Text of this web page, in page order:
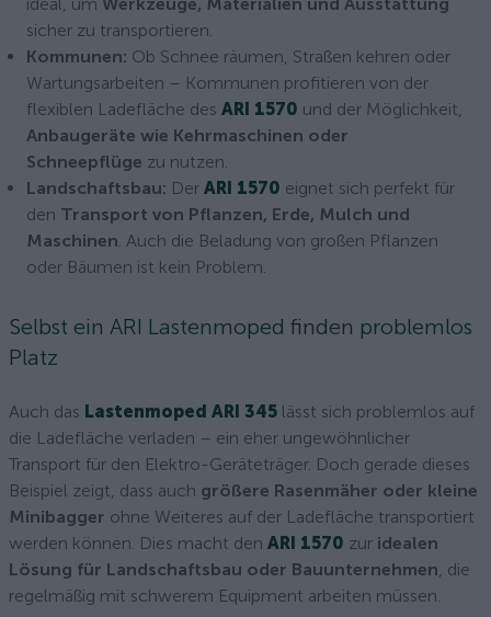
sicher zu transportieren.
Kommunen: Ob Schnee räumen, Straßen kehren oder
Wartungsarbeiten – Kommunen profitieren von der
flexiblen Ladefläche des ARI 1570 und der Möglichkeit,
Anbaugeräte wie Kehrmaschinen oder
Schneepflüge zu nutzen.
Landschaftsbau: Der ARI 1570 eignet sich perfekt für
den Transport von Pflanzen, Erde, Mulch und
Maschinen. Auch die Beladung von großen Pflanzen
oder Bäumen ist kein Problem.
Selbst ein ARI Lastenmoped finden problemlos
Platz
Auch das Lastenmoped ARI 345 lässt sich problemlos auf
die Ladefläche verladen – ein eher ungewöhnlicher
Transport für den Elektro-Geräteträger. Doch gerade dieses
Beispiel zeigt, dass auch größere Rasenmäher oder kleine
Minibagger ohne Weiteres auf der Ladefläche transportiert
werden können. Dies macht den ARI 1570 zur idealen
Lösung für Landschaftsbau oder Bauunternehmen, die
regelmäßig mit schwerem Equipment arbeiten müssen.